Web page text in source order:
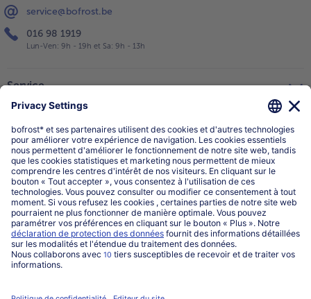
service@bofrost.be
016 98 1919
Lun-Ven: 9h - 19h et Sa: 9h - 13h
Service
Catégories